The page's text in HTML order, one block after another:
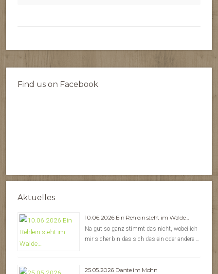
Find us on Facebook
Aktuelles
10.06.2026 Ein Rehlein steht im Walde…
Na gut so ganz stimmt das nicht, wobei ich
mir sicher bin das sich das ein oder andere …
25.05.2026 Dante im Mohn